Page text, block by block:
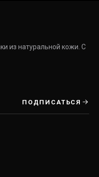
из натуральной кожи. С
ПОДПИСАТЬСЯ